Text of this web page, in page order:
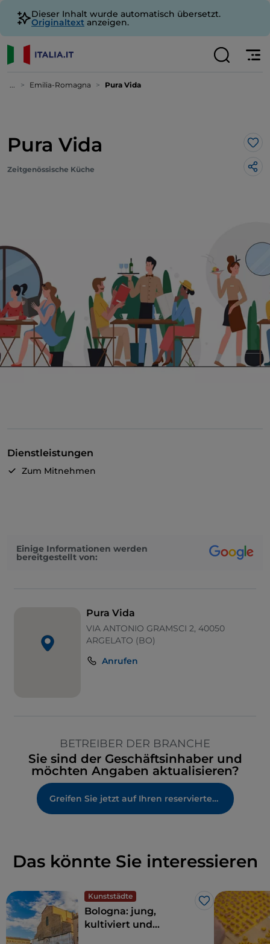
Dieser Inhalt wurde automatisch übersetzt.
Originaltext anzeigen.
... Emilia-Romagna Pura Vida
Pura Vida
Zeitgenössische Küche
Dienstleistungen
Zum Mitnehmen
Einige Informationen werden
bereitgestellt von:
Pura Vida
VIA ANTONIO GRAMSCI 2, 40050
ARGELATO (BO)
Anrufen
BETREIBER DER BRANCHE
Sie sind der Geschäftsinhaber und
möchten Angaben aktualisieren?
Greifen Sie jetzt auf Ihren reservierten Bereich zu
Das könnte Sie interessieren
Kunststädte
Like
Bologna: jung,
kultiviert und